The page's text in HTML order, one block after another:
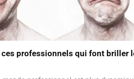
professionnels qui font briller